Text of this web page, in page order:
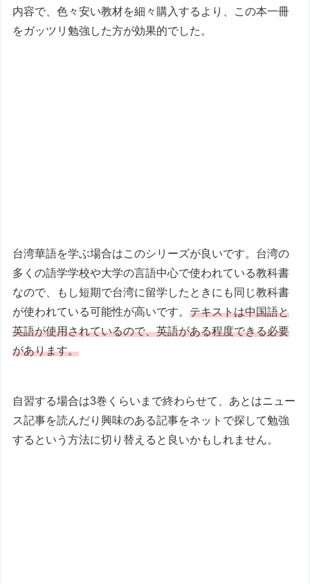
内容で、色々安い教材を細々購入するより、この本一冊
をガッツリ勉強した方が効果的でした。
台湾華語を学ぶ場合はこのシリーズが良いです。台湾の
多くの語学学校や大学の言語中心で使われている教科書
なので、もし短期で台湾に留学したときにも同じ教科書
が使われている可能性が高いです。テキストは中国語と
英語が使用されているので、英語がある程度できる必要
があります。
自習する場合は3巻くらいまで終わらせて、あとはニュー
ス記事を読んだり興味のある記事をネットで探して勉強
するという方法に切り替えると良いかもしれません。